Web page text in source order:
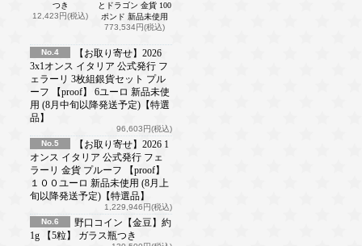
つき
12,423円(税込)
とドラゴン 金貨 100
ポンド 新品未使用
773,534円(税込)
No.4
【お取り寄せ】2026
3x1オンス イタリア 公式発行 フ
ェラーリ 3枚組銀貨セット プル
ーフ 【proof】 6ユーロ 新品未使
用 (8月中旬以降発送予定)【特選
品】
96,603円(税込)
No.5
【お取り寄せ】2026 1
オンス イタリア 公式発行 フェ
ラーリ 金貨 プルーフ 【proof】
１００ユーロ 新品未使用 (8月上
旬以降発送予定)【特選品】
1,229,946円(税込)
No.6
野口コイン【金豆】約
1g 【5粒】 ガラス瓶つき